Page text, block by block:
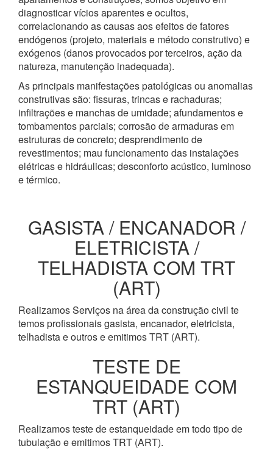
diagnosticar vícios aparentes e ocultos,
correlacionando as causas aos efeitos de fatores
endógenos (projeto, materiais e método construtivo) e
exógenos (danos provocados por terceiros, ação da
natureza, manutenção inadequada).
As principais manifestações patológicas ou anomalias
construtivas são: fissuras, trincas e rachaduras;
infiltrações e manchas de umidade; afundamentos e
tombamentos parciais; corrosão de armaduras em
estruturas de concreto; desprendimento de
revestimentos; mau funcionamento das instalações
elétricas e hidráulicas; desconforto acústico, luminoso
e térmico.
GASISTA / ENCANADOR /
ELETRICISTA /
TELHADISTA COM TRT
(ART)
Realizamos Serviços na área da construção civil te
temos profissionais gasista, encanador, eletricista,
telhadista e outros e emitimos TRT (ART).
TESTE DE
ESTANQUEIDADE COM
TRT (ART)
Realizamos teste de estanqueidade em todo tipo de
tubulação e emitimos TRT (ART).